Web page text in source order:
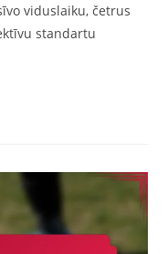
viduslaiku, četrus
standartu